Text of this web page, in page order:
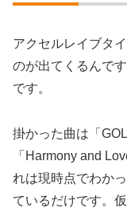
アクセルレイブタ
のが出てくるんで
です。
掛かった曲は「
「Harmony and
れは現時点でわか
ているだけです。